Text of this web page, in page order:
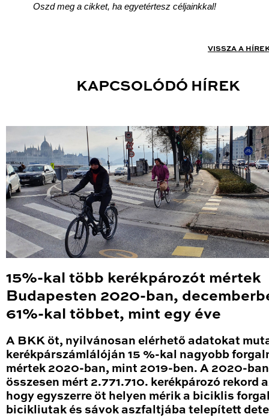
Oszd meg a cikket, ha egyetértesz céljainkkal!
VISSZA A
KAPCSOLÓDÓ HÍREK
15%-kal több kerékpározót mértek
Budapesten 2020-ban,
61%-kal többet, mint egy éve
A BKK öt, nyilvánosan elérhető adatokat
kerékpárszámlálóján 15 %-kal nagyobb
mértek 2020-ban, mint 2019-ben. A 2020-ban
összesen mért 2.771.710. kerékpározó rekord
hogy egyszerre öt helyen mérik a biciklis
bicikliutak és sávok aszfaltjába telepített